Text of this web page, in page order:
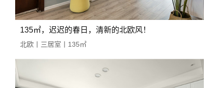
135㎡，迟迟的春日，清新的北欧风！
北欧丨三居室丨135㎡